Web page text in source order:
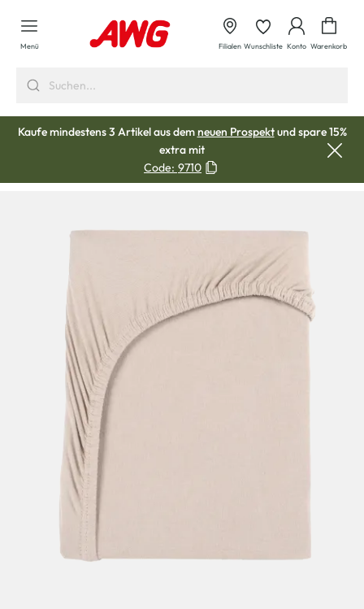
springen
Menü Filialen Wunschliste Konto Warenkorb
Kaufe mindestens 3 Artikel aus demneuen Prospektund spare 15%
extra mit
Code: 9710